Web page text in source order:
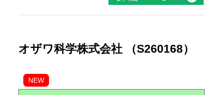
オザワ科学株式会社 （S260168）
NEW